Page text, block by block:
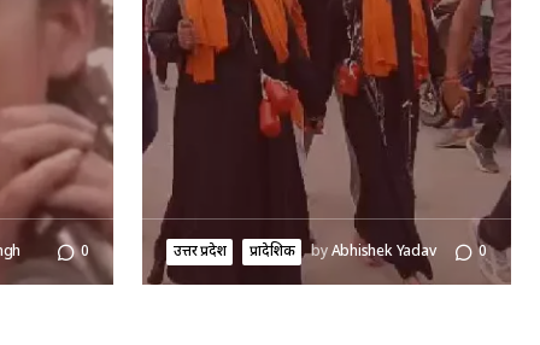
0 उत्तर प्रदेश प्रादेशिक byAbhishek Yadav 0